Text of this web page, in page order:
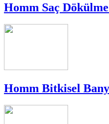
Homm Saç
Homm Bitkisel